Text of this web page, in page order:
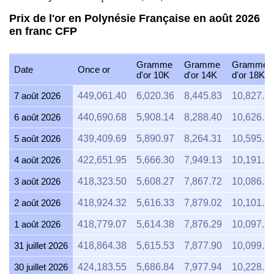
Prix de l'or en Polynésie Française en août 2026
en franc CFP
Date Once or
Gramme
d'or 10K
Gramme
d'or 14K
Gramme
d'or 18K
7 août 2026
449,061.40 6,020.36 8,445.83
6 août 2026 440,690.68 5,908.14 8,288.40
5 août 2026 439,409.69 5,890.97 8,264.31
4 août 2026 422,651.95 5,666.30 7,949.13
3 août 2026 418,323.50 5,608.27 7,867.72
2 août 2026 418,924.32 5,616.33 7,879.02
1 août 2026 418,779.07 5,614.38 7,876.29
31 juillet 2026 418,864.38 5,615.53 7,877.90
30 juillet 2026 424,183.55 5,686.84 7,977.94